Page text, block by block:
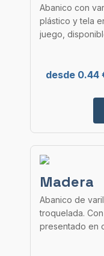
Abanico con
plástico y tela
juego,
desde 0.44
Madera
Abanico de
troquelada.
presentado en